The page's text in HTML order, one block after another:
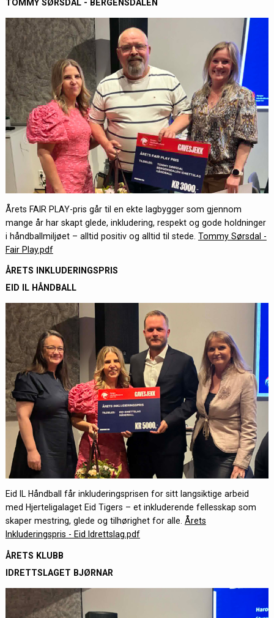
TOMMY SØRSDAL - BERGENSDALEN
Årets FAIR PLAY-pris går til en ekte lagbygger som gjennom
mange år har skapt glede, inkludering, respekt og gode holdninger
i håndballmiljøet – alltid positiv og alltid til stede. Tommy Sørsdal -
Fair Play.pdf
ÅRETS INKLUDERINGSPRIS
EID IL HÅNDBALL
Eid IL Håndball får inkluderingsprisen for sitt langsiktige arbeid
med Hjerteligalaget Eid Tigers – et inkluderende fellesskap som
skaper mestring, glede og tilhørighet for alle. Årets
Inkluderingspris - Eid Idrettslag.pdf
ÅRETS KLUBB
IDRETTSLAGET BJØRNAR